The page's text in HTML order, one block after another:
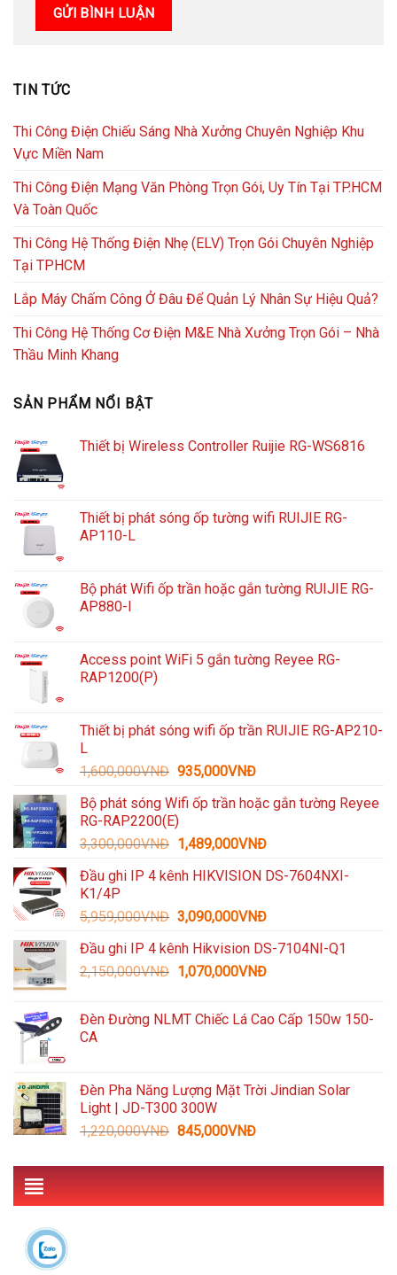
TIN TỨC
Thi Công Điện Chiếu Sáng Nhà Xưởng Chuyên Nghiệp Khu
Vực Miền Nam
Thi Công Điện Mạng Văn Phòng Trọn Gói, Uy Tín Tại TP.HCM
Và Toàn Quốc
Thi Công Hệ Thống Điện Nhẹ (ELV) Trọn Gói Chuyên Nghiệp
Tại TPHCM
Lắp Máy Chấm Công Ở Đâu Để Quản Lý Nhân Sự Hiệu Quả?
Thi Công Hệ Thống Cơ Điện M&E Nhà Xưởng Trọn Gói – Nhà
Thầu Minh Khang
SẢN PHẨM NỔI BẬT
Thiết bị Wireless Controller Ruijie RG-WS6816
Thiết bị phát sóng ốp tường wifi RUIJIE RG-
AP110-L
Bộ phát Wifi ốp trần hoặc gắn tường RUIJIE RG-
AP880-I
Access point WiFi 5 gắn tường Reyee RG-
RAP1200(P)
Thiết bị phát sóng wifi ốp trần RUIJIE RG-AP210-
L
1,600,000VNĐ Giá
là:
1,600,000VNĐ.
935,000VNĐGiá
tại
935,000VNĐ.
Bộ phát sóng Wifi ốp trần hoặc gắn tường Reyee
RG-RAP2200(E)
3,300,000VNĐ Giá
là:
1,489,000VNĐGiá
tại
1,489,000VNĐ.
Đầu ghi IP 4 kênh HIKVISION DS-7604NXI-
K1/4P
5,959,000VNĐ Giá
là:
5,959,000VNĐ.
3,090,000VNĐGiá
tại
là:
Đầu ghi IP 4 kênh Hikvision DS-7104NI-Q1
2,150,000VNĐ Giá
2,150,000VNĐ.
1,070,000VNĐGiá
là:
Đèn Đường NLMT Chiếc Lá Cao Cấp 150w 150-
CA
Đèn Pha Năng Lượng Mặt Trời Jindian Solar
Light | JD-T300 300W
1,220,000VNĐ Giá
là:
845,000VNĐGiá
tại
845,000VNĐ.